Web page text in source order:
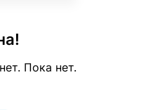
Пока нет.